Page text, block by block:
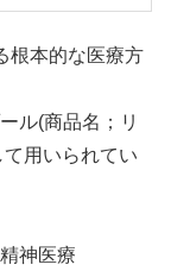
根本的な医療方
ル(商品名；リ
用いられてい
神医療